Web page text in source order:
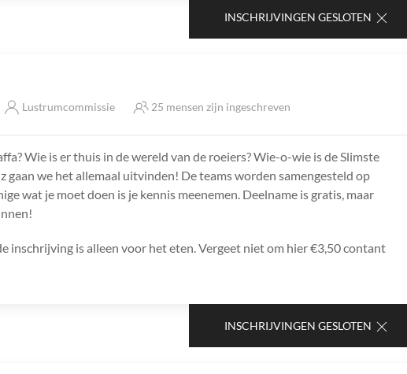
INSCHRIJVINGEN GESLOTEN
Lustrumcommissie 25 mensen zijn ingeschreven
Wie is er thuis in de wereld van de roeiers? Wie-o-wie is de Slimste
gaan we het allemaal uitvinden! De teams worden samengesteld op
wat je moet doen is je kennis meenemen. Deelname is gratis, maar
inschrijving is alleen voor het eten. Vergeet niet om hier €3,50 contant
INSCHRIJVINGEN GESLOTEN